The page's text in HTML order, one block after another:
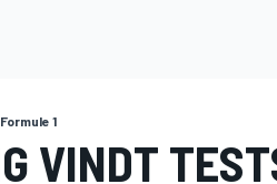
Formule 1
VINDT